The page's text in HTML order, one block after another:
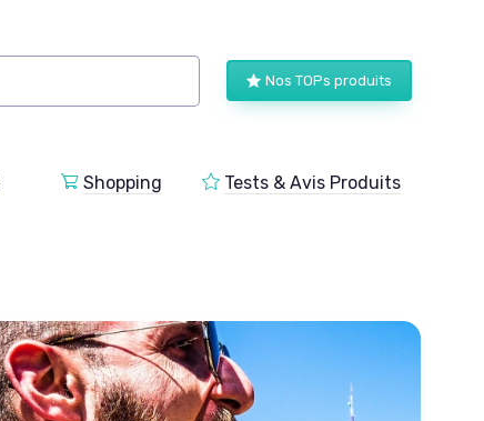
Nos TOPs produits
Shopping Tests & Avis Produits